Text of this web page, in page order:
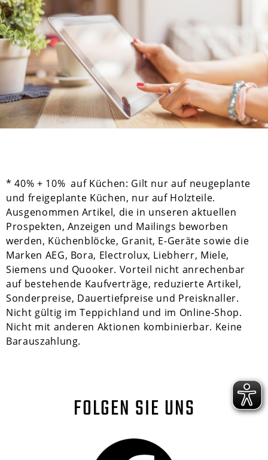
* 40% + 10% auf Küchen: Gilt nur auf neugeplante
und freigeplante Küchen, nur auf Holzteile.
Ausgenommen Artikel, die in unseren aktuellen
Prospekten, Anzeigen und Mailings beworben
werden, Küchenblöcke, Granit, E-Geräte sowie die
Marken AEG, Bora, Electrolux, Liebherr, Miele,
Siemens und Quooker. Vorteil nicht anrechenbar
auf bestehende Kaufverträge, reduzierte Artikel,
Sonderpreise, Dauertiefpreise und Preisknaller.
Nicht gültig im Teppichland und im Online-Shop.
Nicht mit anderen Aktionen kombinierbar. Keine
Barauszahlung.
FOLGEN SIE UNS